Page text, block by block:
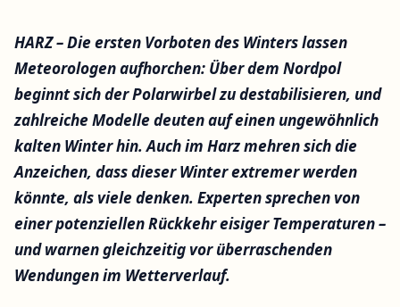
HARZ – Die ersten Vorboten des Winters lassen
Meteorologen aufhorchen: Über dem Nordpol
beginnt sich der Polarwirbel zu destabilisieren, und
zahlreiche Modelle deuten auf einen ungewöhnlich
kalten Winter hin. Auch im Harz mehren sich die
Anzeichen, dass dieser Winter extremer werden
könnte, als viele denken. Experten sprechen von
einer potenziellen Rückkehr eisiger Temperaturen –
und warnen gleichzeitig vor überraschenden
Wendungen im Wetterverlauf.